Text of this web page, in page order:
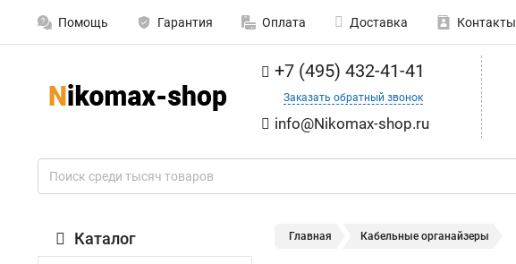
Помощь Гарантия Оплата Доставка Контакты
+7 (495) 432-41-41
Заказать обратный звонок
info@Nikomax-shop.ru
Каталог Главная Кабельные органайзеры